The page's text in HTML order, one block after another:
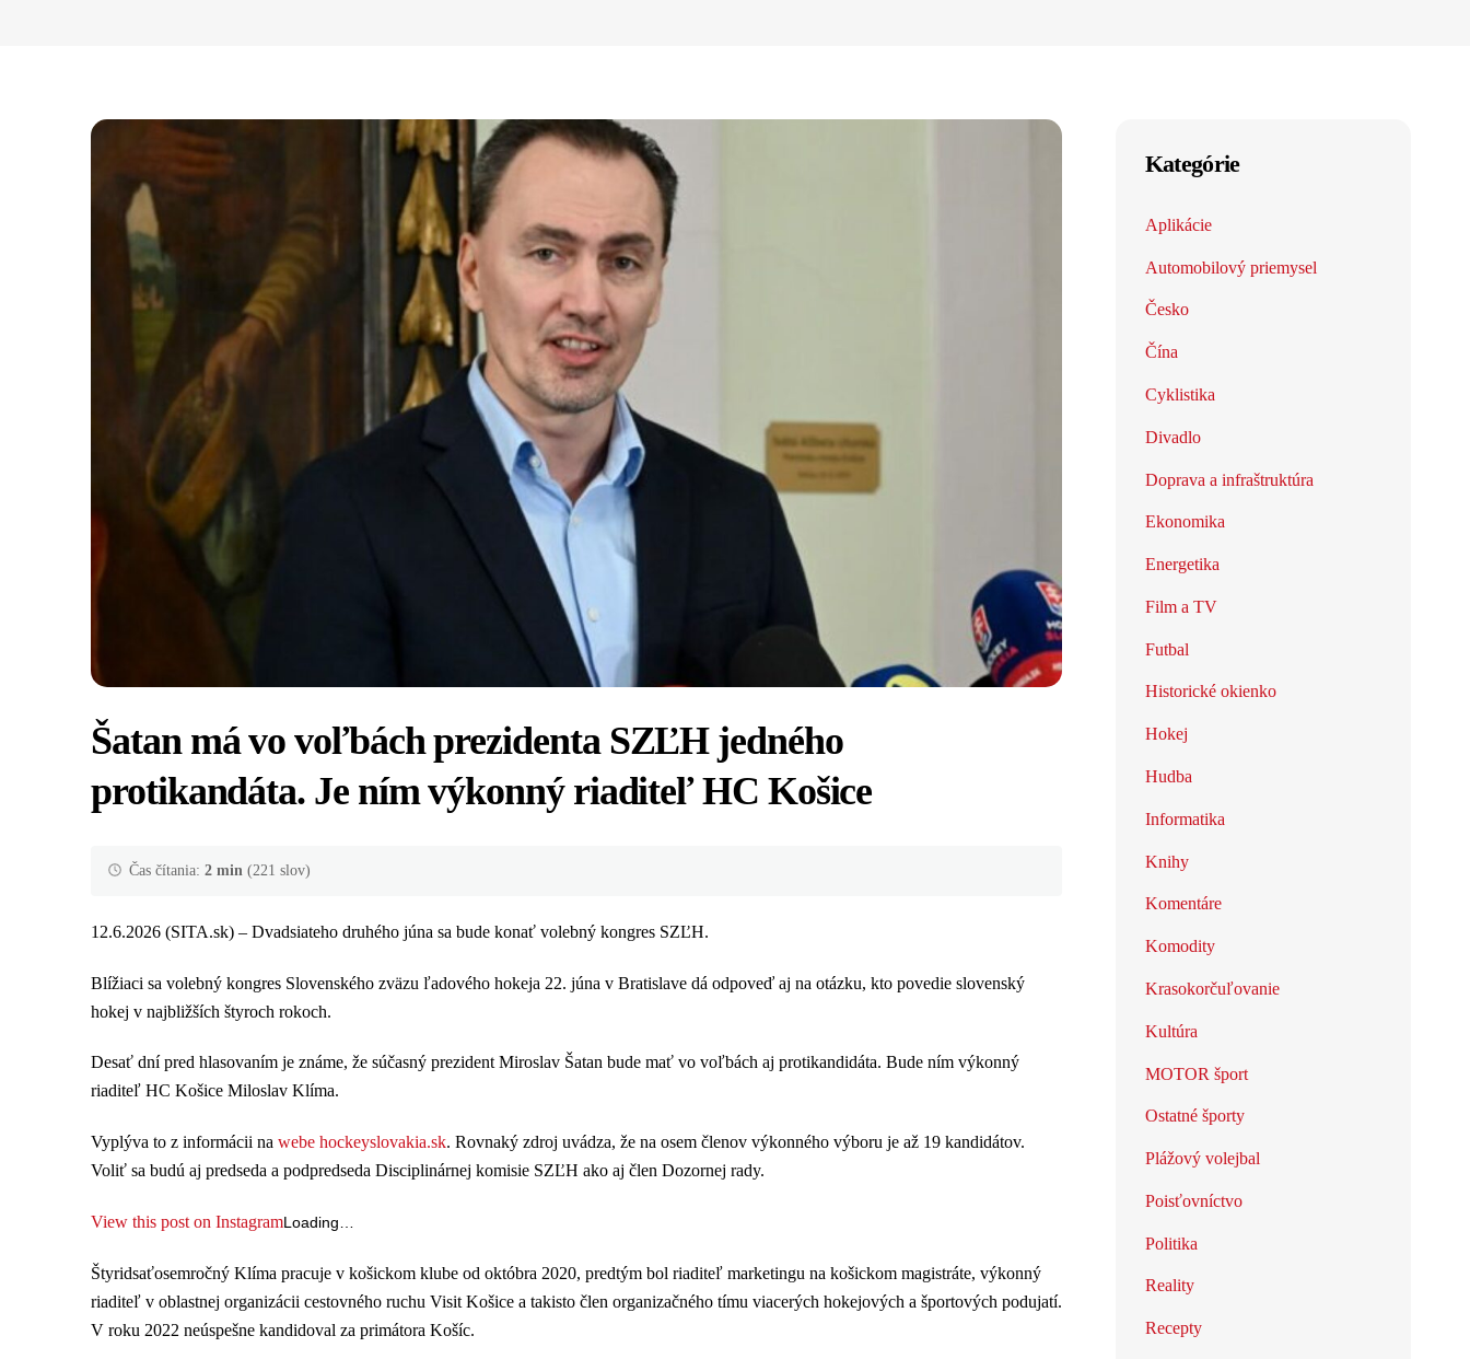
Šatan má vo voľbách prezidenta SZĽH jedného
protikandáta. Je ním výkonný riaditeľ HC Košice
Čas čítania:2 min (221 slov)
12.6.2026 (SITA.sk) – Dvadsiateho druhého júna sa bude konať volebný kongres SZĽH.
Blížiaci sa volebný kongres Slovenského zväzu ľadového hokeja 22. júna v Bratislave dá odpoveď aj na otázku, kto povedie slovenský
hokej v najbližších štyroch rokoch.
Desať dní pred hlasovaním je známe, že súčasný prezident Miroslav Šatan bude mať vo voľbách aj protikandidáta. Bude ním výkonný
riaditeľ HC Košice Miloslav Klíma.
Vyplýva to z informácii nawebe hockeyslovakia.sk. Rovnaký zdroj uvádza, že na osem členov výkonného výboru je až 19 kandidátov.
Voliť sa budú aj predseda a podpredseda Disciplinárnej komisie SZĽH ako aj člen Dozornej rady.
View this post on InstagramLoading…
Štyridsaťosemročný Klíma pracuje v košickom klube od októbra 2020, predtým bol riaditeľ marketingu na košickom magistráte, výkonný
riaditeľ v oblastnej organizácii cestovného ruchu Visit Košice a takisto člen organizačného tímu viacerých hokejových a športových podujatí.
V roku 2022 neúspešne kandidoval za primátora Košíc.
Kategórie
Aplikácie
Automobilový priemysel
Česko
Čína
Cyklistika
Divadlo
Doprava a infraštruktúra
Ekonomika
Energetika
Film a TV
Futbal
Historické okienko
Hokej
Hudba
Informatika
Knihy
Komentáre
Komodity
Krasokorčuľovanie
Kultúra
MOTOR šport
Ostatné športy
Plážový volejbal
Poisťovníctvo
Politika
Reality
Recepty